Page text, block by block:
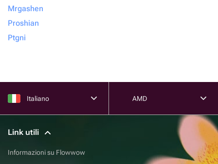
Mrgashen
Proshian
Ptgni
Italiano AMD
Link utili
Informazioni su Flowwow